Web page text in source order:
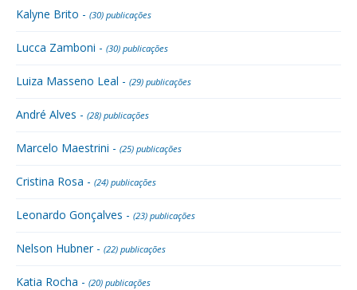
Kalyne Brito - (30) publicações
Lucca Zamboni - (30) publicações
Luiza Masseno Leal - (29) publicações
André Alves - (28) publicações
Marcelo Maestrini - (25) publicações
Cristina Rosa - (24) publicações
Leonardo Gonçalves - (23) publicações
Nelson Hubner - (22) publicações
Katia Rocha - (20) publicações